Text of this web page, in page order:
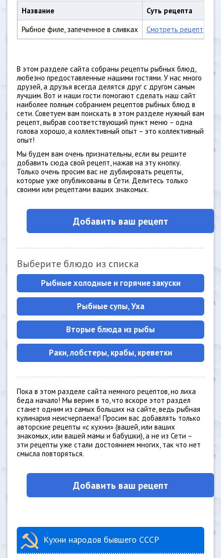
Название
Суть рецепта
Рыбное филе, запеченное в сливках
Смотреть рецепт
В этом разделе сайта собраны рецепты рыбных блюд,
любезно предоставленные нашими гостями. У нас много
друзей, а друзья всегда делятся друг с другом самым
лучшим. Вот и наши гости помогают сделать наш сайт
наиболее полным собранием рецептов рыбных блюд в
сети. Советуем вам поискать в этом разделе нужный вам
рецепт, выбрав соответствующий пункт меню – одна
голова хорошо, а коллективный опыт – это коллективный
опыт!
Мы будем вам очень признательны, если вы решите
добавить сюда свой рецепт, нажав на эту кнопку.
Только очень просим вас не дублировать рецепты,
которые уже опубликованы в Сети. Делитесь только
своими или рецептами ваших знакомых.
Добавить ваш рецепт
Выберите блюдо из списка
Рыбные холодные и горячие закуски
Рыбные супы, Уха
Вторые блюда из рыбы
Раки, лобстеры, крабы, креветки
Пока в этом разделе сайта немного рецептов, но лиха
беда начало! Мы верим в то, что вскоре этот раздел
станет одним из самых больших на сайте, ведь рыбная
кулинария неисчерпаема! Просим вас добавлять только
авторские рецепты «с кухни» (вашей, или ваших
знакомых, или вашей мамы и бабушки), а не из Сети –
эти рецепты уже стали достоянием многих, так что нет
смысла повторяться.
Добавить ваш рецепт
Кухни народов бывшего СССР